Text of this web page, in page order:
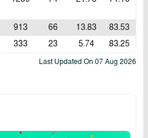
913 66 13.83
83.53
333 23 5.74 83.25
Last Updated On 07 Aug 2026